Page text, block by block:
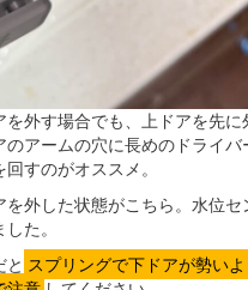
を外す場合でも、上ドアを先
のアームの穴に長めのドライバ
すのがオススメ。
を外した状態がこちら。水位
た。
と スプリングで下ドアが勢い